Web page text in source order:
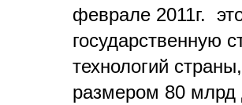
феврале 2011г.
государственную
технологий
размером 80 млрд